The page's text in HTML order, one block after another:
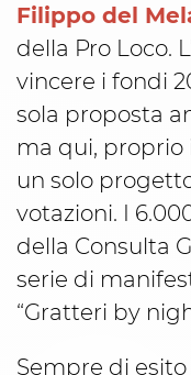
Filippo del
della Pro Loco.
vincere i fondi
sola proposta
ma qui, proprio
un solo
votazioni. I
della Consulta
serie di
“Gratteri by
Sempre di